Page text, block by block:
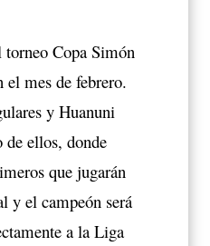
torneo Copa Simón
mes de febrero.
y Huanuni
de ellos, donde
que jugarán
y el campeón será
a la Liga